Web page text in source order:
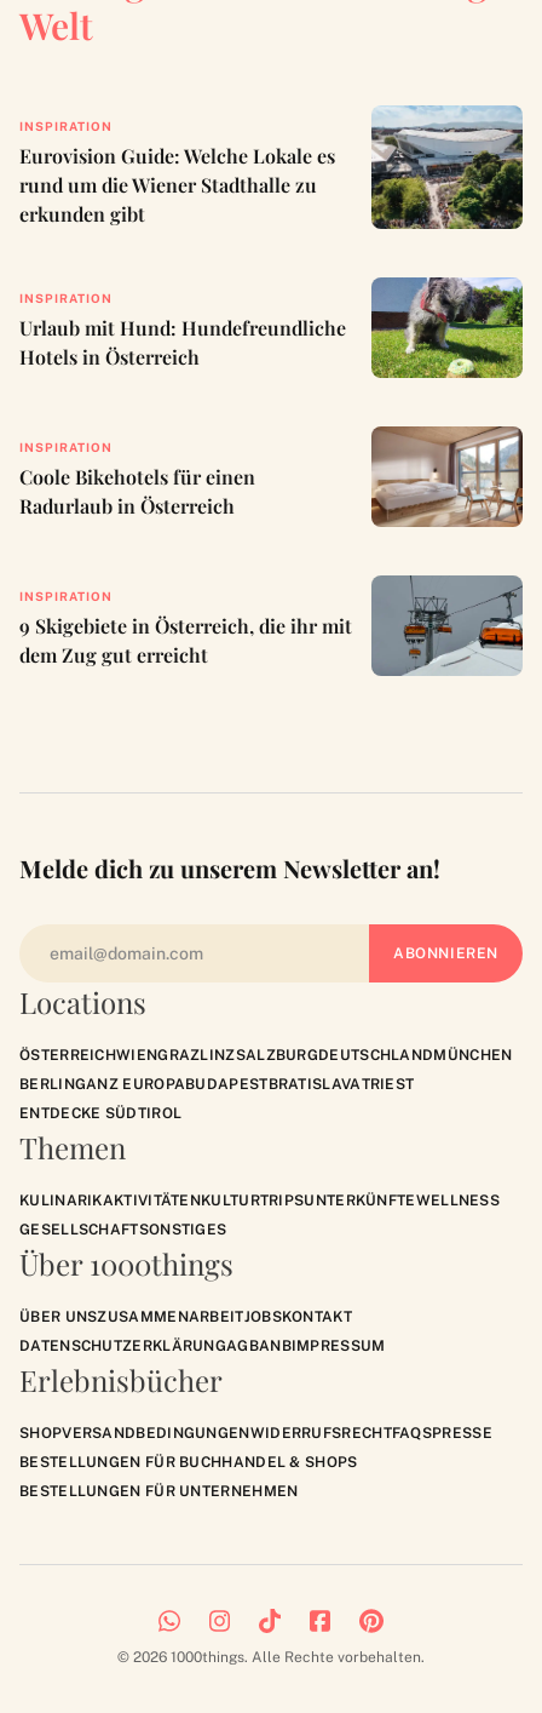
Welt
INSPIRATION
Eurovision Guide: Welche Lokale es
rund um die Wiener Stadthalle zu
erkunden gibt
INSPIRATION
Urlaub mit Hund: Hundefreundliche
Hotels in Österreich
INSPIRATION
Coole Bikehotels für einen
Radurlaub in Österreich
INSPIRATION
9 Skigebiete in Österreich, die ihr mit
dem Zug gut erreicht
Locations
ÖSTERREICHWIENGRAZLINZSALZBURGDEUTSCHLANDMÜNCHEN
BERLINGANZ EUROPABUDAPESTBRATISLAVATRIEST
ENTDECKE SÜDTIROL
Themen
KULINARIKAKTIVITÄTENKULTURTRIPSUNTERKÜNFTEWELLNESS
GESELLSCHAFTSONSTIGES
Über 1000things
ÜBER UNSZUSAMMENARBEITJOBSKONTAKT
DATENSCHUTZERKLÄRUNGAGBANBIMPRESSUM
Erlebnisbücher
SHOPVERSANDBEDINGUNGENWIDERRUFSRECHTFAQSPRESSE
BESTELLUNGEN FÜR BUCHHANDEL & SHOPS
BESTELLUNGEN FÜR UNTERNEHMEN
Melde dich zu unserem Newsletter an!
© 2026 1000things. Alle Rechte vorbehalten.